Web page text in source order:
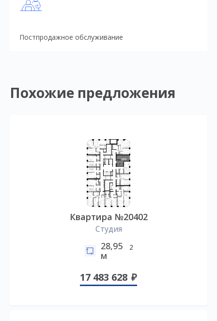
Постпродажное обслуживание
Похожие предложения
Квартира №20402
Студия
28,95
м
2
17 483 628